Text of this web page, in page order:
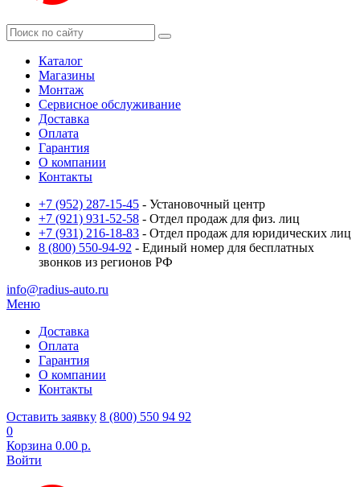
Каталог
Магазины
Монтаж
Сервисное обслуживание
Доставка
Оплата
Гарантия
О компании
Контакты
+7 (952) 287-15-45 - Установочный центр
+7 (921) 931-52-58 - Отдел продаж для физ. лиц
+7 (931) 216-18-83 - Отдел продаж для юридических лиц
8 (800) 550-94-92 - Единый номер для бесплатных
звонков из регионов РФ
info@radius-auto.ru
Меню
Доставка
Оплата
Гарантия
О компании
Контакты
Оставить заявку 8 (800) 550 94 92
0
Корзина 0.00 р.
Войти